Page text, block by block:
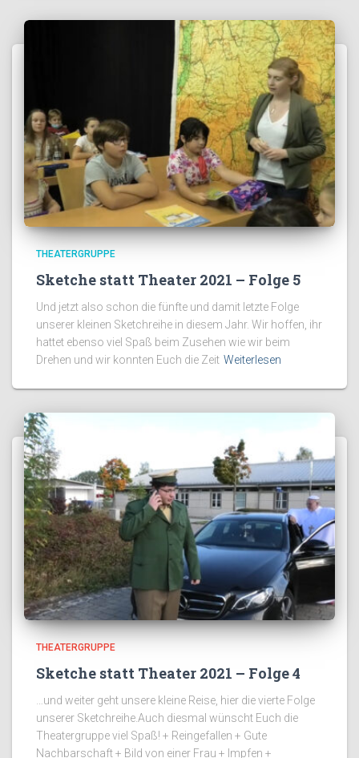
THEATERGRUPPE
Sketche statt Theater 2021 – Folge 5
Und jetzt also schon die fünfte und damit letzte Folge
unserer kleinen Sketchreihe in diesem Jahr. Wir hoffen, ihr
hattet ebenso viel Spaß beim Zusehen wie wir beim
Drehen und wir konnten Euch die Zeit Weiterlesen
THEATERGRUPPE
Sketche statt Theater 2021 – Folge 4
…und weiter geht unsere kleine Reise, hier die vierte Folge
unserer Sketchreihe.Auch diesmal wünscht Euch die
Theatergruppe viel Spaß! + Reingefallen + Gute
Nachbarschaft + Bild von einer Frau + Impfen +